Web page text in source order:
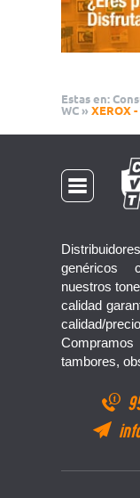
Estas en:
WC » XEROX -
genéricos
nuestros
calidad
calidad/
tambores,